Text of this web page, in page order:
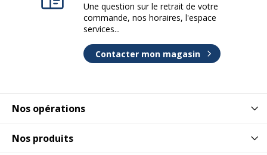
Nos opérations
Nos produits
Une question sur le retrait de votre
commande, nos horaires, l'espace
services...
Contacter mon magasin